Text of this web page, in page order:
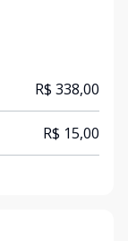
R$ 338,00
R$ 15,00